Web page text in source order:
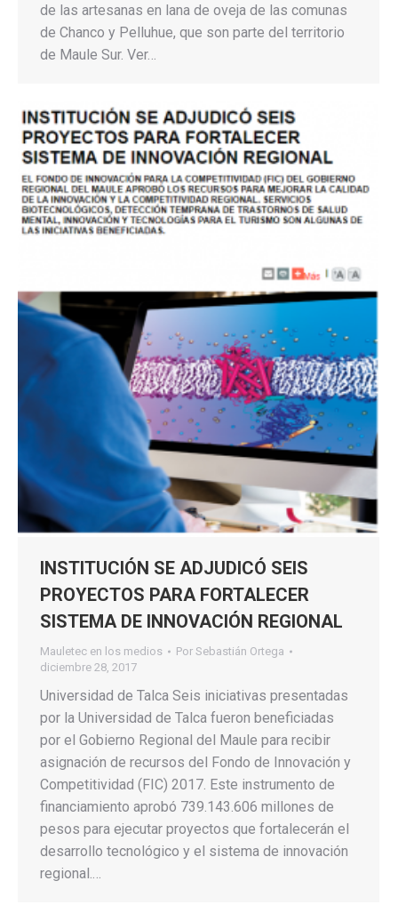
de las artesanas en lana de oveja de las comunas
de Chanco y Pelluhue, que son parte del territorio
de Maule Sur. Ver…
INSTITUCIÓN SE ADJUDICÓ SEIS
PROYECTOS PARA FORTALECER
SISTEMA DE INNOVACIÓN REGIONAL
Mauletec en los medios Por Sebastián Ortega
diciembre 28, 2017
Universidad de Talca Seis iniciativas presentadas
por la Universidad de Talca fueron beneficiadas
por el Gobierno Regional del Maule para recibir
asignación de recursos del Fondo de Innovación y
Competitividad (FIC) 2017. Este instrumento de
financiamiento aprobó 739.143.606 millones de
pesos para ejecutar proyectos que fortalecerán el
desarrollo tecnológico y el sistema de innovación
regional.…